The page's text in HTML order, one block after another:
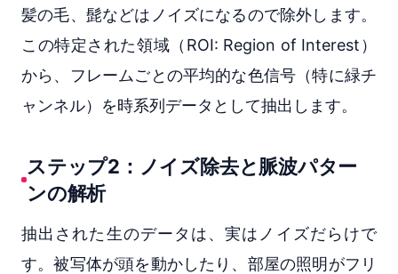
髪の毛、髭などはノイズになるので除外します。
この特定された領域（ROI: Region of Interest）
から、フレームごとの平均的な色信号（特に緑チ
ャンネル）を時系列データとして抽出します。
ステップ2：ノイズ除去と脈波パター
ンの解析
抽出された生のデータは、実はノイズだらけで
す。被写体が頭を動かしたり、部屋の照明がフリ